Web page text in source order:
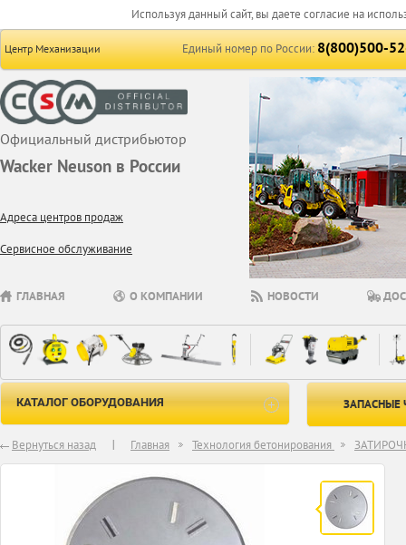
Используя данный сайт, вы даете согласие на
Центр Механизации Единый номер по России:8(800)500-
Официальный дистрибьютор
Wacker Neuson в России
Адреса центров продаж
Сервисное обслуживание
ГЛАВНАЯ О КОМПАНИИ НОВОСТИ
КАТАЛОГ ОБОРУДОВАНИЯ ЗАПАСНЫЕ
Вернуться назад Главная Технология бетонирования